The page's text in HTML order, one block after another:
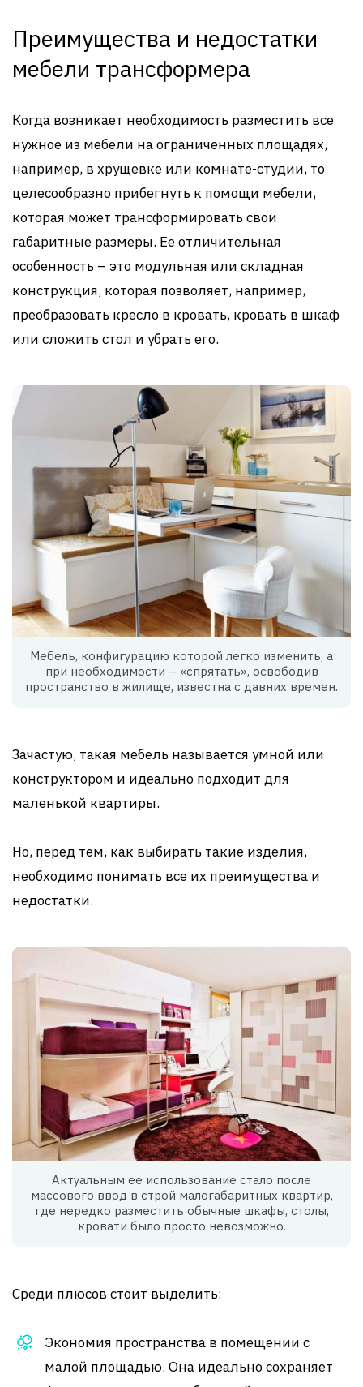
Преимущества и недостатки
мебели трансформера
Когда возникает необходимость разместить все
нужное из мебели на ограниченных площадях,
например, в хрущевке или комнате-студии, то
целесообразно прибегнуть к помощи мебели,
которая может трансформировать свои
габаритные размеры. Ее отличительная
особенность – это модульная или складная
конструкция, которая позволяет, например,
преобразовать кресло в кровать, кровать в шкаф
или сложить стол и убрать его.
Мебель, конфигурацию которой легко изменить, а
при необходимости – «спрятать», освободив
пространство в жилище, известна с давних времен.
Зачастую, такая мебель называется умной или
конструктором и идеально подходит для
маленькой квартиры.
Но, перед тем, как выбирать такие изделия,
необходимо понимать все их преимущества и
недостатки.
Актуальным ее использование стало после
массового ввод в строй малогабаритных квартир,
где нередко разместить обычные шкафы, столы,
кровати было просто невозможно.
Среди плюсов стоит выделить:
Экономия пространства в помещении с
малой площадью. Она идеально сохраняет